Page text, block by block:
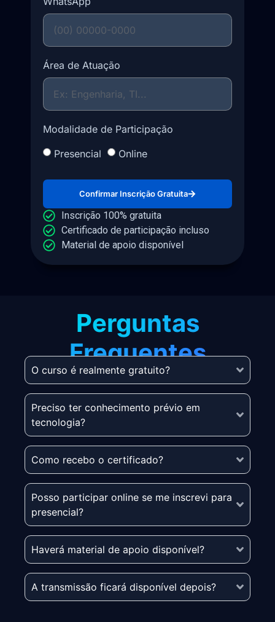
Área de Atuação
Modalidade de Participação
Presencial
Online
Confirmar Inscrição Gratuita
Inscrição 100% gratuita
Certificado de participação incluso
Material de apoio disponível
Perguntas
Frequentes
O curso é realmente gratuito?
Preciso ter conhecimento prévio em
tecnologia?
Como recebo o certificado?
Posso participar online se me inscrevi para
presencial?
Haverá material de apoio disponível?
A transmissão ficará disponível depois?